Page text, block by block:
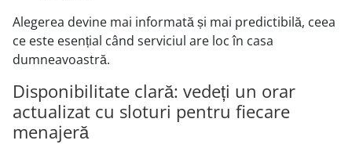
Alegerea devine mai informată și mai predictibilă, ceea
ce este esențial când serviciul are loc în casa
dumneavoastră.
Disponibilitate clară: vedeți un orar
actualizat cu sloturi pentru fiecare
menajeră